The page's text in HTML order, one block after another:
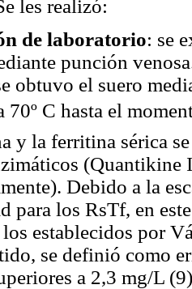
les realizó:
de laboratorio: se
punción
obtuvo el suero
70º C hasta el
y la ferritina sérica
Debido a la
para los RsTf, en
establecidos por
se definió como
a 2,3 mg/L